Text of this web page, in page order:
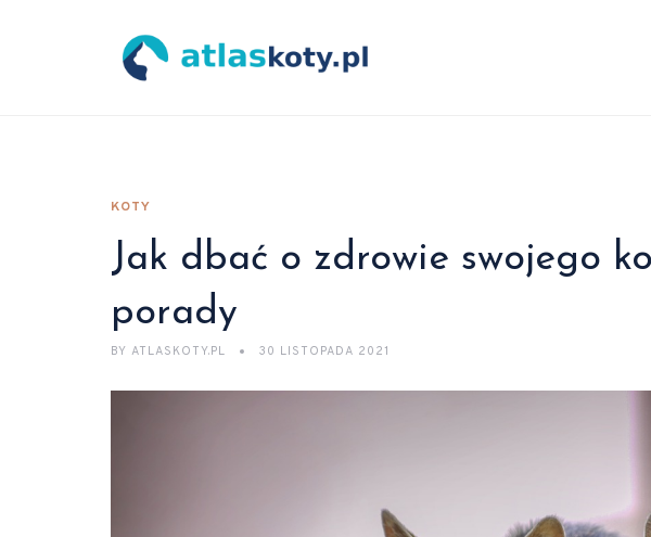
KOTY
Jak dbać o zdrowie swojego
porady
BY ATLASKOTY.PL 30 LISTOPADA 2021